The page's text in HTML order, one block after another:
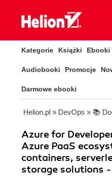
Kategorie Książki Ebooki
Audiobooki Promocje
Darmowe ebooki
Helion.pl » DevOps » 📚
Azure for
Azure PaaS
containers,
storage solutions